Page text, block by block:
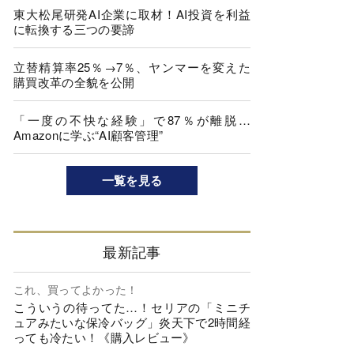
東大松尾研発AI企業に取材！AI投資を利益
に転換する三つの要諦
立替精算率25％→7％、ヤンマーを変えた
購買改革の全貌を公開
「一度の不快な経験」で87％が離脱…
Amazonに学ぶ“AI顧客管理”
一覧を見る
最新記事
これ、買ってよかった！
こういうの待ってた…！セリアの「ミニチ
ュアみたいな保冷バッグ」炎天下で2時間経
っても冷たい！《購入レビュー》